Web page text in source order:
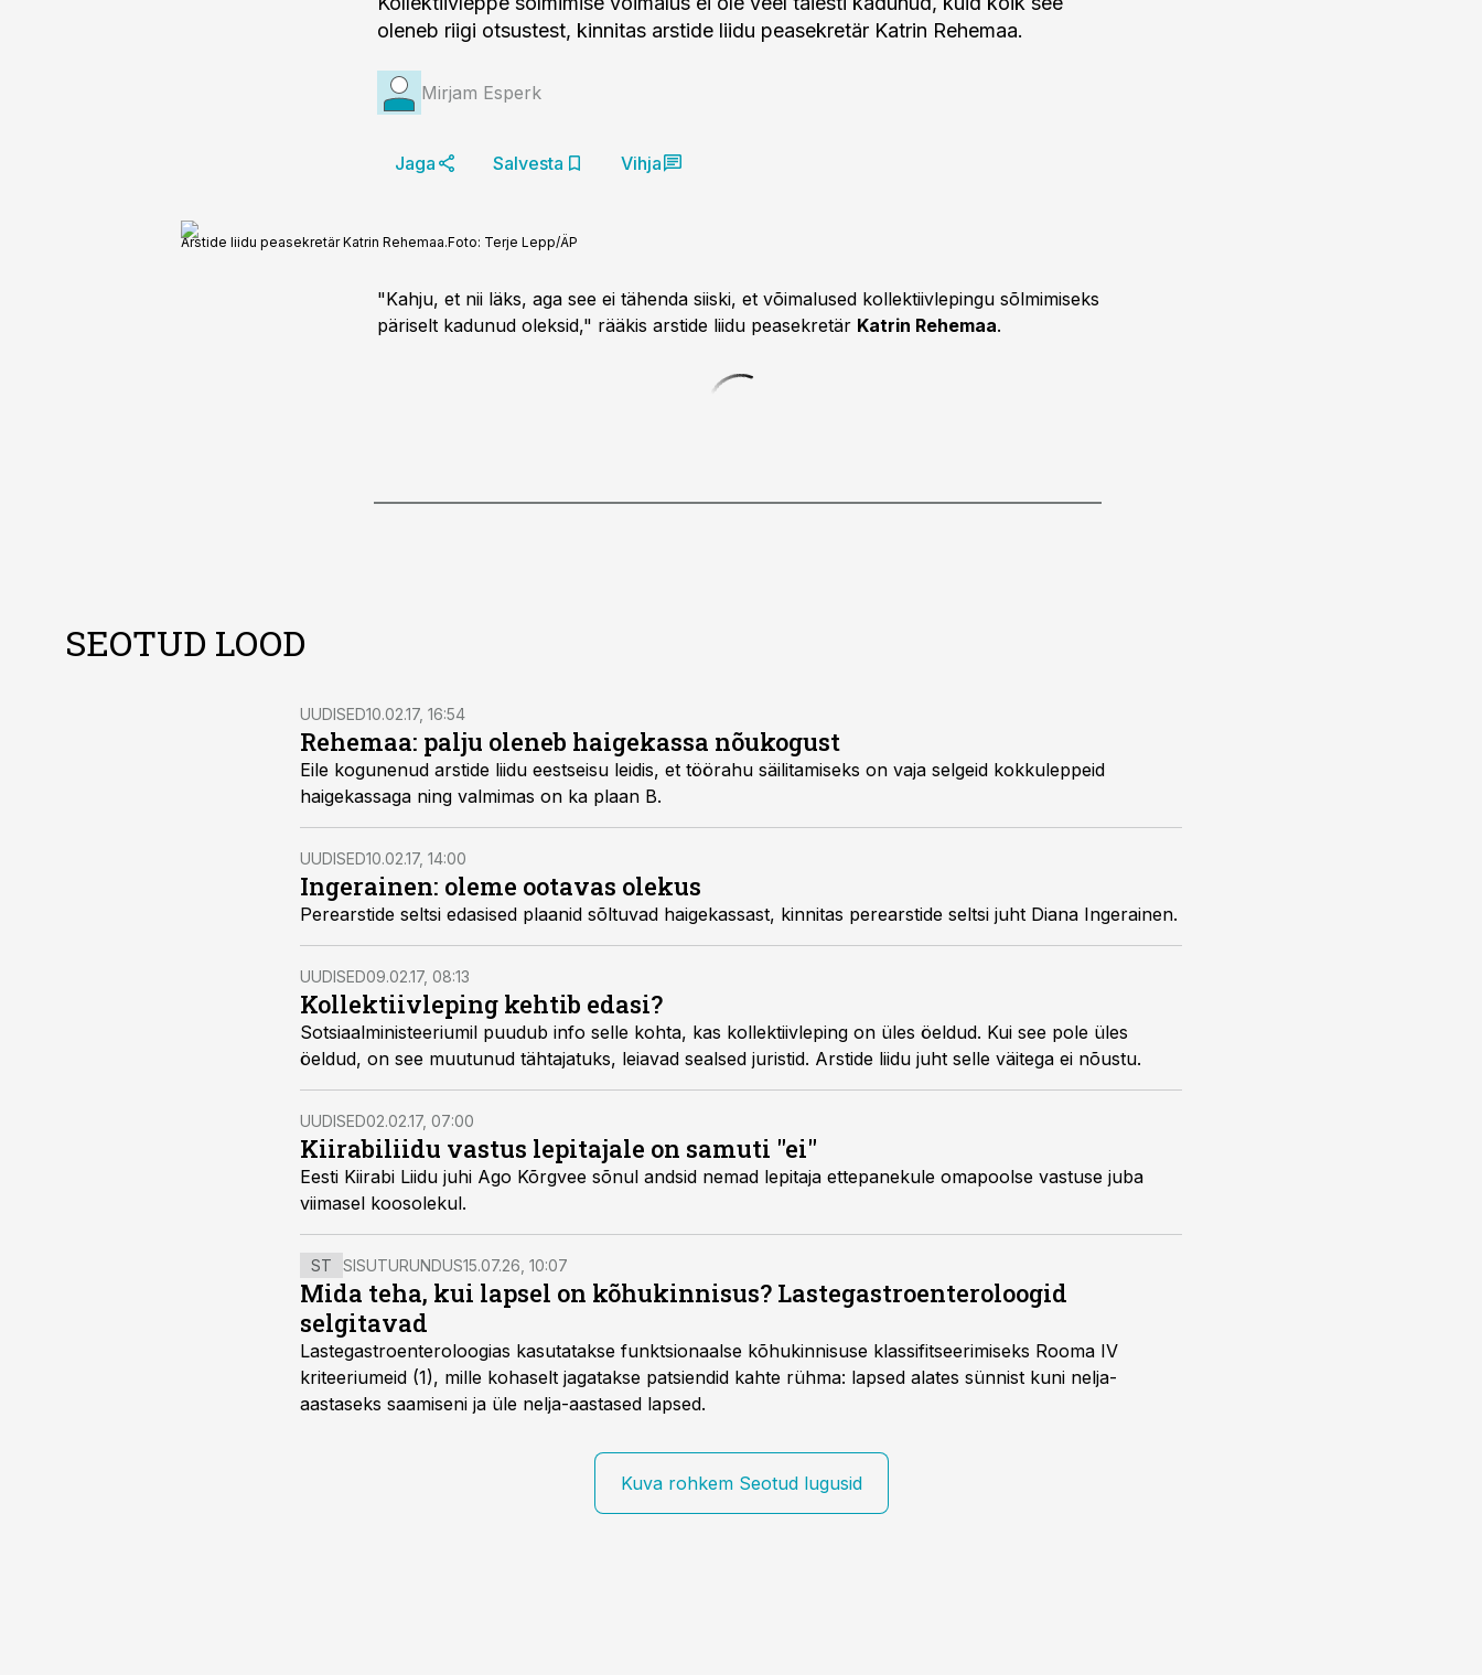
oleneb riigi otsustest, kinnitas arstide liidu peasekretär Katrin Rehemaa.
Mirjam Esperk
Jaga Salvesta Vihja
Arstide liidu peasekretär Katrin Rehemaa.Foto: Terje Lepp/ÄP
"Kahju, et nii läks, aga see ei tähenda siiski, et võimalused kollektiivlepingu sõlmimiseks
päriselt kadunud oleksid," rääkis arstide liidu peasekretär Katrin Rehemaa.
SEOTUD LOOD
UUDISED10.02.17, 16:54
Rehemaa: palju oleneb haigekassa nõukogust
Eile kogunenud arstide liidu eestseisu leidis, et töörahu säilitamiseks on vaja selgeid kokkuleppeid
haigekassaga ning valmimas on ka plaan B.
UUDISED10.02.17, 14:00
Ingerainen: oleme ootavas olekus
Perearstide seltsi edasised plaanid sõltuvad haigekassast, kinnitas perearstide seltsi juht Diana Ingerainen.
UUDISED09.02.17, 08:13
Kollektiivleping kehtib edasi?
Sotsiaalministeeriumil puudub info selle kohta, kas kollektiivleping on üles öeldud. Kui see pole üles
öeldud, on see muutunud tähtajatuks, leiavad sealsed juristid. Arstide liidu juht selle väitega ei nõustu.
UUDISED02.02.17, 07:00
Kiirabiliidu vastus lepitajale on samuti "ei"
Eesti Kiirabi Liidu juhi Ago Kõrgvee sõnul andsid nemad lepitaja ettepanekule omapoolse vastuse juba
viimasel koosolekul.
ST SISUTURUNDUS15.07.26, 10:07
Mida teha, kui lapsel on kõhukinnisus? Lastegastroenteroloogid
selgitavad
Lastegastroenteroloogias kasutatakse funktsionaalse kõhukinnisuse klassifitseerimiseks Rooma IV
kriteeriumeid (1), mille kohaselt jagatakse patsiendid kahte rühma: lapsed alates sünnist kuni nelja-
aastaseks saamiseni ja üle nelja-aastased lapsed.
Kuva rohkem Seotud lugusid